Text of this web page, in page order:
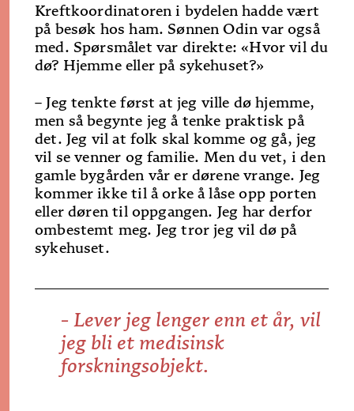
Kreftkoordinatoren i bydelen hadde vært
på besøk hos ham. Sønnen Odin var også
med. Spørsmålet var direkte: «Hvor vil du
dø? Hjemme eller på sykehuset?»
– Jeg tenkte først at jeg ville dø hjemme,
men så begynte jeg å tenke praktisk på
det. Jeg vil at folk skal komme og gå, jeg
vil se venner og familie. Men du vet, i den
gamle bygården vår er dørene vrange. Jeg
kommer ikke til å orke å låse opp porten
eller døren til oppgangen. Jeg har derfor
ombestemt meg. Jeg tror jeg vil dø på
sykehuset.
- Lever jeg lenger enn et år, vil
jeg bli et medisinsk
forskningsobjekt.